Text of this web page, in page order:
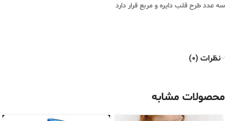
سه عدد طرح قلب دایره و مربع قرار دارد
نظرات (0)
محصولات مشابه